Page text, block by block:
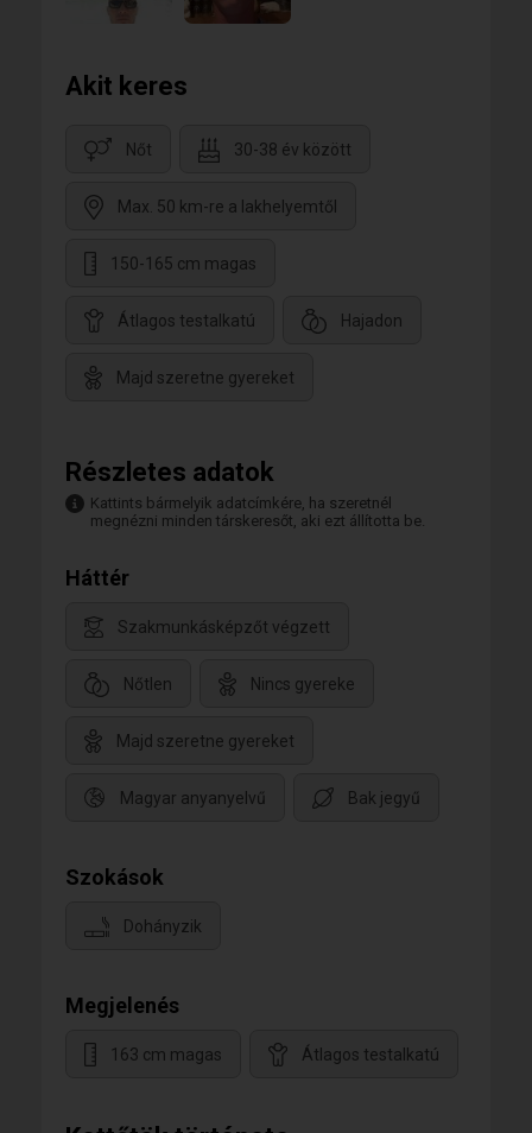
Akit keres
Nőt 30-38 év között
Max. 50 km-re a lakhelyemtől
150-165 cm magas
Átlagos testalkatú Hajadon
Majd szeretne gyereket
Részletes adatok
Kattints bármelyik adatcímkére, ha szeretnél
megnézni minden társkeresőt, aki ezt állította be.
Háttér
Szakmunkásképzőt végzett
Nőtlen Nincs gyereke
Majd szeretne gyereket
Magyar anyanyelvű Bak jegyű
Szokások
Dohányzik
Megjelenés
163 cm magas Átlagos testalkatú